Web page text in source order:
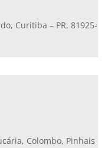
Curitiba – PR, 81925-
Colombo, Pinhais